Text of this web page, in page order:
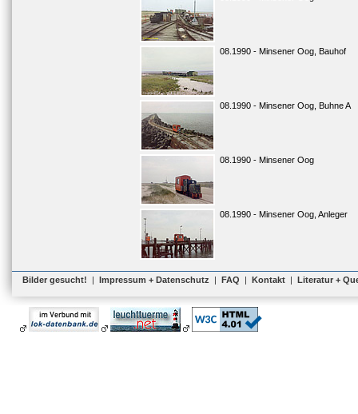
08.1990 - Minsener Oog, Bauhof
08.1990 - Minsener Oog, Buhne A
08.1990 - Minsener Oog
08.1990 - Minsener Oog, Anleger
Bilder gesucht! | Impressum + Datenschutz | FAQ | Kontakt | Literatur +